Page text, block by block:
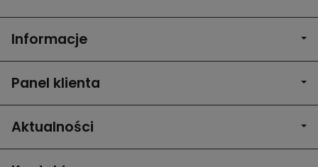
Informacje
Panel klienta
Aktualności